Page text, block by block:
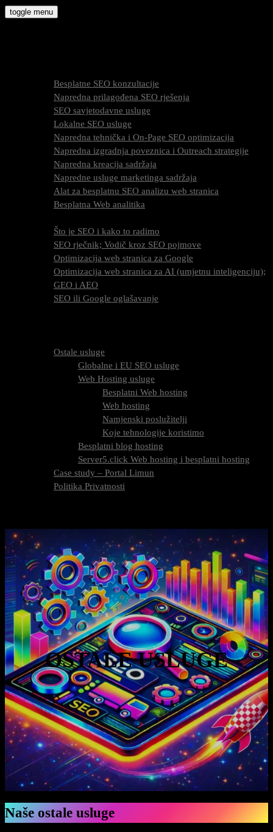
Skip
toggle menu
Besplatne SEO konzultacije
Napredna prilagođena SEO rješenja
SEO savjetodavne usluge
Lokalne SEO usluge
Napredna tehnička i On-Page SEO optimizacija
Napredna izgradnja poveznica i Outreach strategije
Napredna kreacija sadržaja
Napredne usluge marketinga sadržaja
Alat za besplatnu SEO analizu web stranica
Besplatna Web analitika
Što je SEO i kako to radimo
SEO rječnik; Vodič kroz SEO pojmove
Optimizacija web stranica za Google
Optimizacija web stranica za AI (umjetnu inteligenciju);
GEO i AEO
SEO ili Google oglašavanje
Ostale usluge
Globalne i EU SEO usluge
Web Hosting usluge
Besplatni Web hosting
Web hosting
Namjenski poslužitelji
Koje tehnologije koristimo
Besplatni blog hosting
Server5.click Web hosting i besplatni hosting
Case study – Portal Limun
Politika Privatnosti
OSTALE USLUGE
Naše ostale usluge